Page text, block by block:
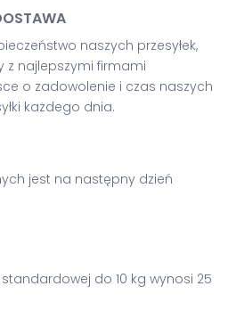
naszych przesyłek,
z najlepszymi firmami
o zadowolenie i czas naszych
każdego dnia.
jest na następny dzień
standardowej do 10 kg wynosi 25